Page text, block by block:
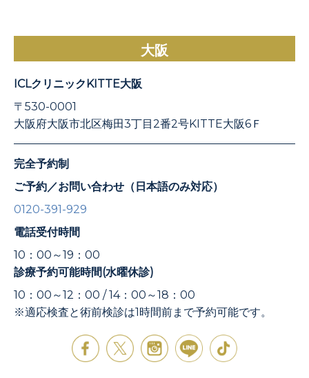
大阪
ICLクリニックKITTE大阪
〒530-0001
大阪府大阪市北区梅田3丁目2番2号KITTE大阪6Ｆ
完全予約制
ご予約／お問い合わせ（日本語のみ対応）
0120-391-929
電話受付時間
10：00～19：00
診療予約可能時間(水曜休診)
10：00～12：00 / 14：00～18：00
※適応検査と術前検診は1時間前まで予約可能です。